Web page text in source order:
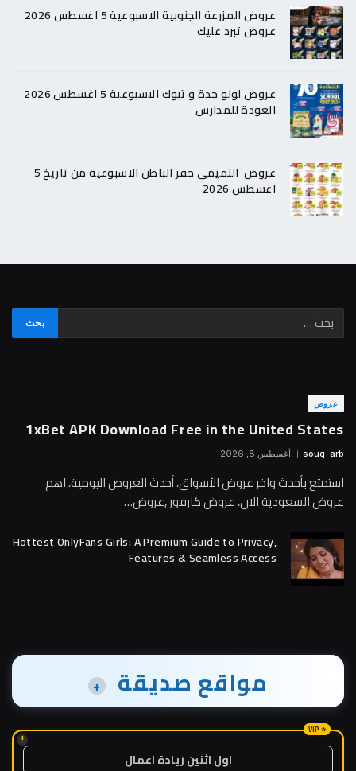
عروض المزرعة الجنوبية الاسبوعية 5 اغسطس 2026
عروض تبرد عليك
عروض لولو جدة و تبوك الاسبوعية 5 اغسطس 2026
العودة للمدارس
عروض التميمي حفر الباطن الاسبوعية من تاريخ 5
اغسطس 2026
عروض
1xBet APK Download Free in the United States
souq-arb أغسطس 8, 2026
استمتع بأحدث واخر عروض الأسواق، أحدث العروض اليومية، اهم
عروض السعودية الان، عروض كارفور ,عروض…
Hottest OnlyFans Girls: A Premium Guide to Privacy,
Features & Seamless Access
مواقع صديقة +
!
اول اثنين ريادة اعمال